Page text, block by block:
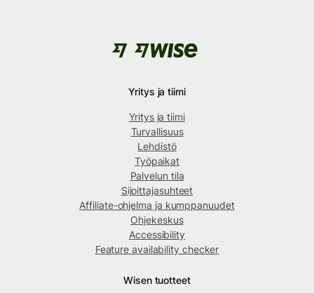
Yritys ja tiimi
Yritys ja tiimi
Turvallisuus
Lehdistö
Työpaikat
Palvelun tila
Sijoittajasuhteet
Affiliate-ohjelma ja kumppanuudet
Ohjekeskus
Accessibility
Feature availability checker
Wisen tuotteet